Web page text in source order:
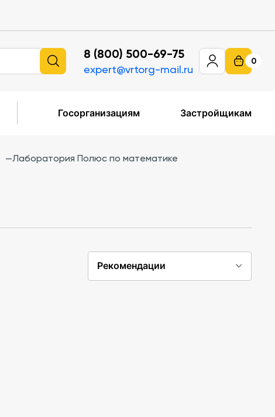
8 (800) 500-69-75
expert@vrtorg-mail.ru
0
Госорганизациям Застройщикам
—Лаборатория Полюс по математике
Рекомендации